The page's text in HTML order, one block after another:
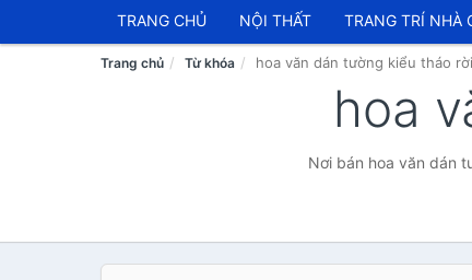
TRANG CHỦ NỘI THẤT TRANG TRÍ NHÀ
Trang chủ Từ khóa hoa văn dán tường kiểu tháo rời
hoa
Nơi bán hoa văn dán